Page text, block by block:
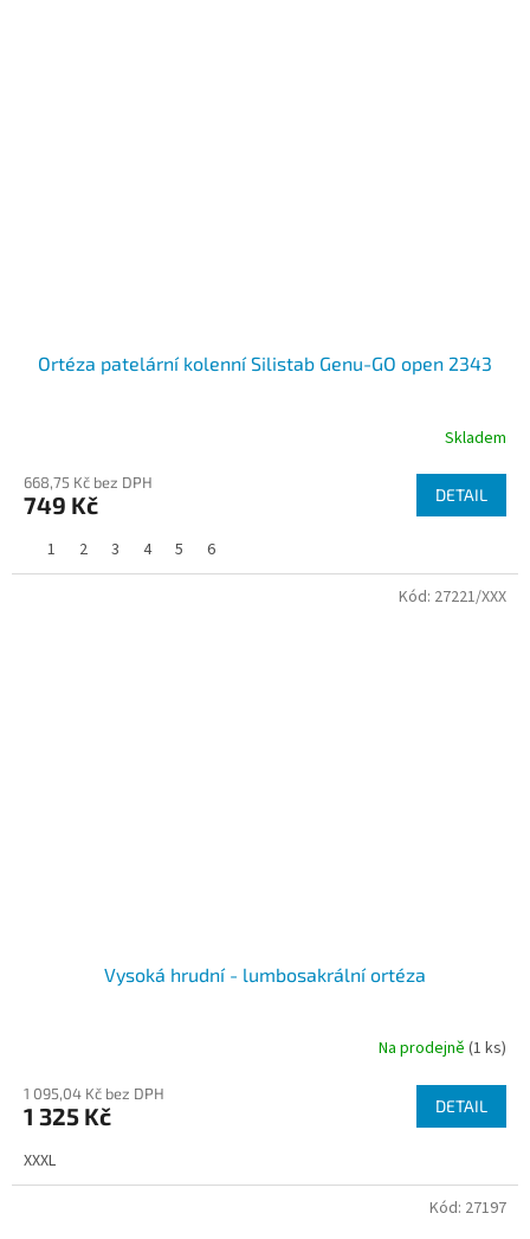
Ortéza patelární kolenní Silistab Genu-GO open 2343
Skladem
668,75 Kč bez DPH
749 Kč DETAIL
1 2 3 4 5 6
Vysoká hrudní - lumbosakrální ortéza
Na prodejně (1 ks)
1 095,04 Kč bez DPH
1 325 Kč DETAIL
XXXL
Kód: 27221/XXX
Kód: 27197